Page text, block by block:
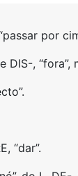
por
, “fora”,
“dar”.